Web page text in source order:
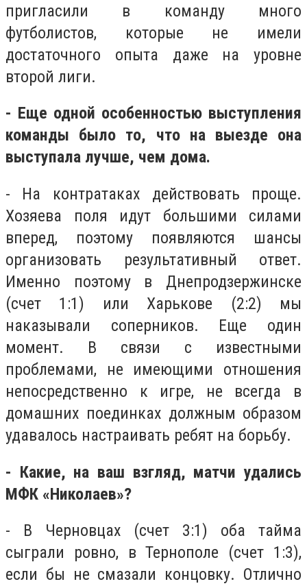
пригласили в команду много
футболистов, которые не имели
достаточного опыта даже на уровне
второй лиги.
- Еще одной особенностью выступления
команды было то, что на выезде она
выступала лучше, чем дома.
- На контратаках действовать проще.
Хозяева поля идут большими силами
вперед, поэтому появляются шансы
организовать результативный ответ.
Именно поэтому в Днепродзержинске
(счет 1:1) или Харькове (2:2) мы
наказывали соперников. Еще один
момент. В связи с известными
проблемами, не имеющими отношения
непосредственно к игре, не всегда в
домашних поединках должным образом
удавалось настраивать ребят на борьбу.
- Какие, на ваш взгляд, матчи удались
МФК «Николаев»?
- В Черновцах (счет 3:1) оба тайма
сыграли ровно, в Тернополе (счет 1:3),
если бы не смазали концовку. Отлично